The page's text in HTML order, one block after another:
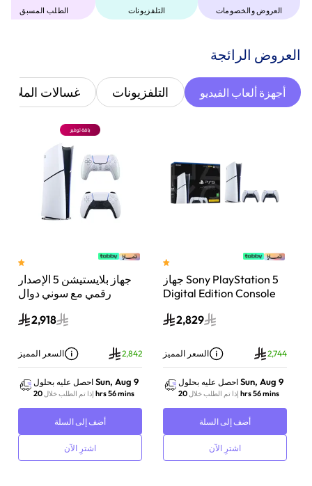
العروض والخصومات التلفزيونات الطلب المسبق
‫العروض الرائجة‬
أجهزة ألعاب الفيديو التلفزيونات غسالات
جهاز بلايستيشن 5 الإصدار
رقمي مع سوني دوال
2,918
السعر المميز 2,842
احصل عليه بحلول Sun, Aug 9
إذا تم الطلب خلال 20 hrs 56 mins
أضف إلى السلة
اشترِ الآن
جهاز Sony PlayStation 5
Digital Edition Console
وحدة تحكم إضافية
Controller لاسلكية – أبيض
2,829
السعر المميز 2,744
احصل عليه بحلول Sun, Aug 9
إذا تم الطلب خلال 20 hrs 56 mins
أضف إلى السلة
اشترِ الآن